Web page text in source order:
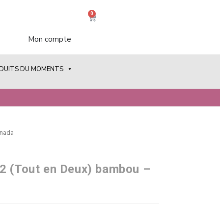
Mon compte
0
DU MOMENTS
(Tout en Deux) bambou –